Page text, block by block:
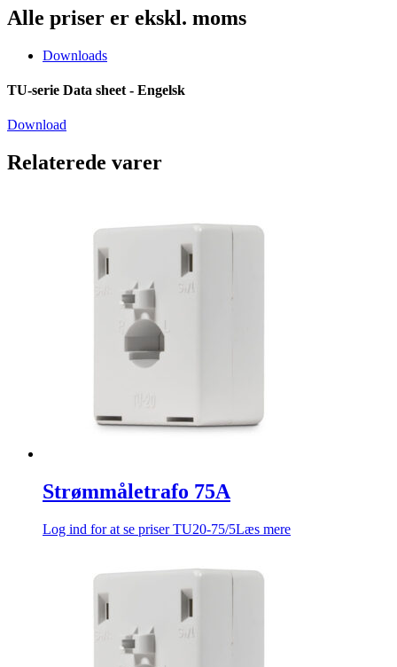
Alle priser er ekskl. moms
Downloads
TU-serie Data sheet - Engelsk
Download
Relaterede varer
Strømmåletrafo 75A
Log ind for at se priserTU20-75/5Læs mere